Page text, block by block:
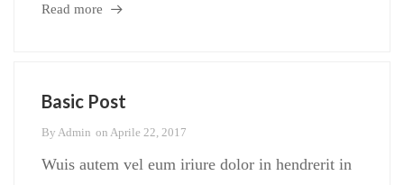
Read more
Basic Post
By Admin on Aprile 22, 2017
Wuis autem vel eum iriure dolor in hendrerit in